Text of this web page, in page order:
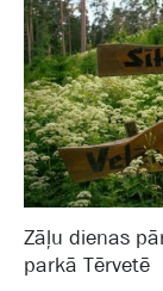
Zāļu dienas
parkā Tērvetē